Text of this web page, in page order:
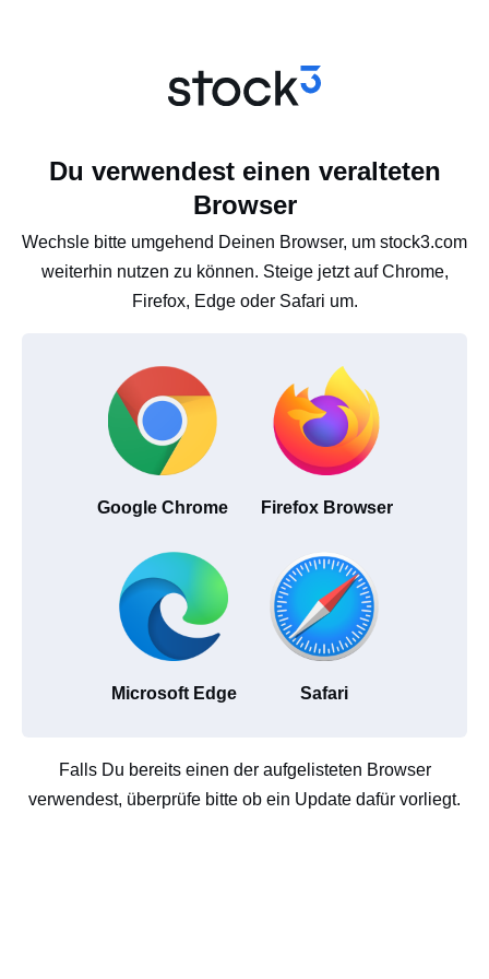
Du verwendest einen veralteten
Browser
Wechsle bitte umgehend Deinen Browser, um stock3.com
weiterhin nutzen zu können. Steige jetzt auf Chrome,
Firefox, Edge oder Safari um.
Google Chrome Firefox Browser
Microsoft Edge Safari
Falls Du bereits einen der aufgelisteten Browser
verwendest, überprüfe bitte ob ein Update dafür vorliegt.